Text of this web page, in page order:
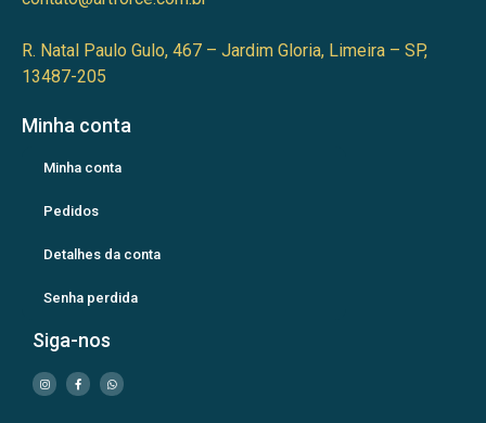
R. Natal Paulo Gulo, 467 – Jardim Gloria, Limeira – SP,
13487-205
Minha conta
Minha conta
Pedidos
Detalhes da conta
Senha perdida
Siga-nos